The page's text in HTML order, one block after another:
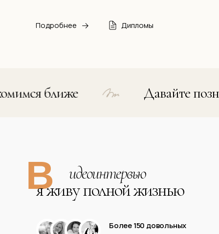
Подробнее Дипломы
ближе Давайте
В
Более 150 довольных
идеоинтервью
я живу полной жизнью